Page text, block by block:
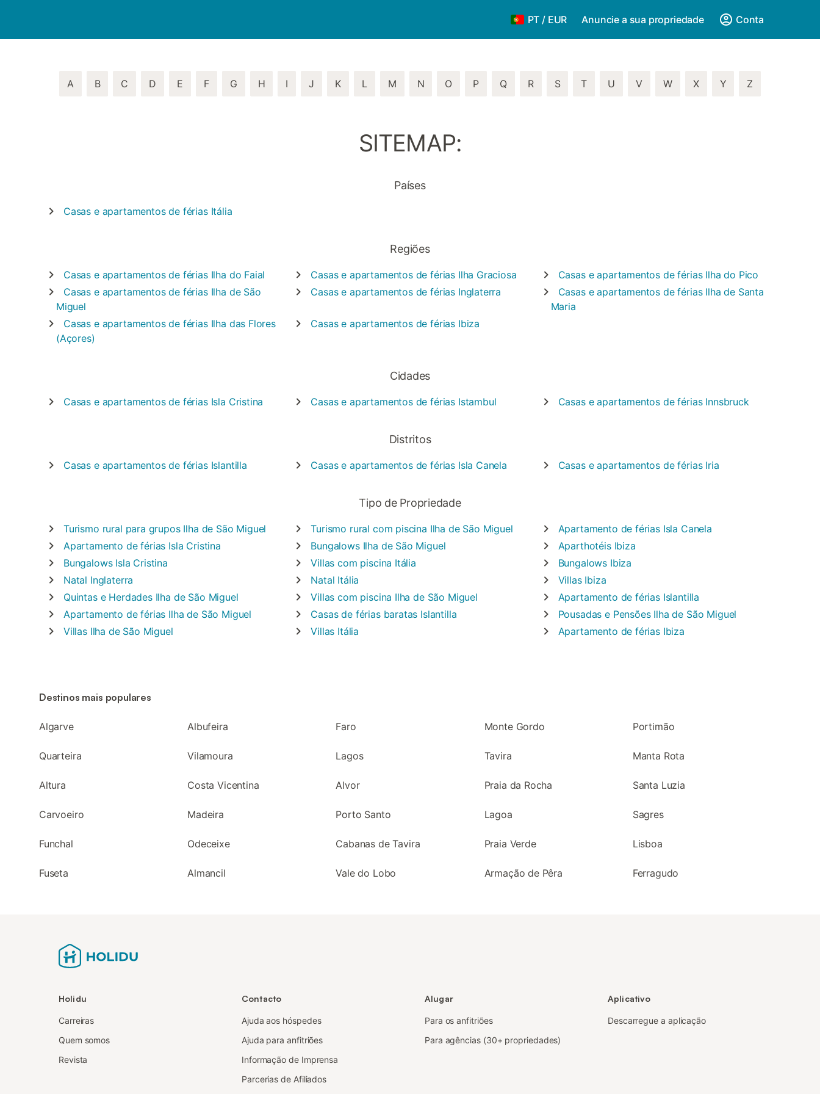
PT / EUR Anuncie a sua propriedade Conta
A B C D E F G H I J K L M N O P Q R S T U V W X Y Z
SITEMAP:
Países
Casas e apartamentos de férias Itália
Regiões
Casas e apartamentos de férias Ilha do Faial Casas e apartamentos de férias Ilha Graciosa Casas e apartamentos de férias Ilha do Pico
Casas e apartamentos de férias Ilha de São
Miguel
Casas e apartamentos de férias Inglaterra Casas e apartamentos de férias Ilha de Santa
Maria
Casas e apartamentos de férias Ilha das Flores
(Açores)
Casas e apartamentos de férias Ibiza
Cidades
Casas e apartamentos de férias Isla Cristina Casas e apartamentos de férias Istambul Casas e apartamentos de férias Innsbruck
Distritos
Casas e apartamentos de férias Islantilla Casas e apartamentos de férias Isla Canela Casas e apartamentos de férias Iria
Tipo de Propriedade
Turismo rural para grupos Ilha de São Miguel Turismo rural com piscina Ilha de São Miguel Apartamento de férias Isla Canela
Apartamento de férias Isla Cristina Bungalows Ilha de São Miguel Aparthotéis Ibiza
Bungalows Isla Cristina Villas com piscina Itália Bungalows Ibiza
Natal Inglaterra Natal Itália Villas Ibiza
Quintas e Herdades Ilha de São Miguel Villas com piscina Ilha de São Miguel Apartamento de férias Islantilla
Apartamento de férias Ilha de São Miguel Casas de férias baratas Islantilla Pousadas e Pensões Ilha de São Miguel
Villas Ilha de São Miguel Villas Itália Apartamento de férias Ibiza
Destinos mais populares
Algarve Albufeira Faro Monte Gordo Portimão
Quarteira Vilamoura Lagos Tavira Manta Rota
Altura Costa Vicentina Alvor Praia da Rocha Santa Luzia
Carvoeiro Madeira Porto Santo Lagoa Sagres
Funchal Odeceixe Cabanas de Tavira Praia Verde Lisboa
Fuseta Almancil Vale do Lobo Armação de Pêra Ferragudo
Holidu
Carreiras
Quem somos
Revista
Contacto
Ajuda aos hóspedes
Ajuda para anfitriões
Informação de Imprensa
Parcerias de Afiliados
Alugar
Para os anfitriões
Para agências (30+ propriedades)
Aplicativo
Descarregue a aplicação